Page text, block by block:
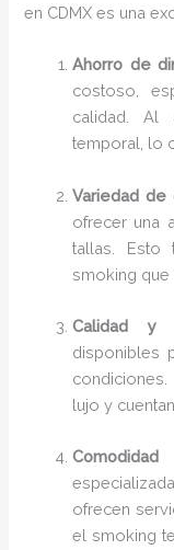
en CDMX es una
Ahorro de
costoso,
calidad. Al
temporal, lo
Variedad de
ofrecer una
tallas. Esto
smoking que
Calidad y
disponibles
lujo y
ofrecen
el smoking